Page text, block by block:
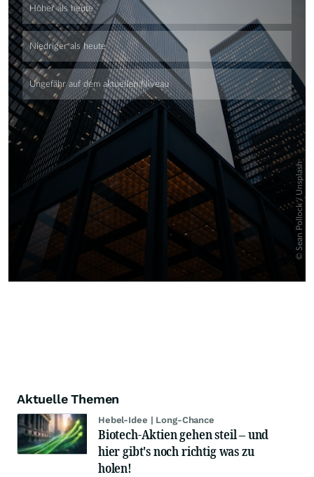
Skip
Aktuelle Themen
Hebel-Idee | Long-Chance
Biotech-Aktien gehen steil – und
hier gibt's noch richtig was zu
holen!